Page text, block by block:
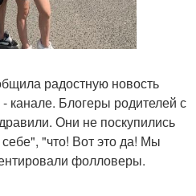
радостную новость
канале. Блогеры родителей с
Они не поскупились
"что! Вот это да! Мы
фолловеры.